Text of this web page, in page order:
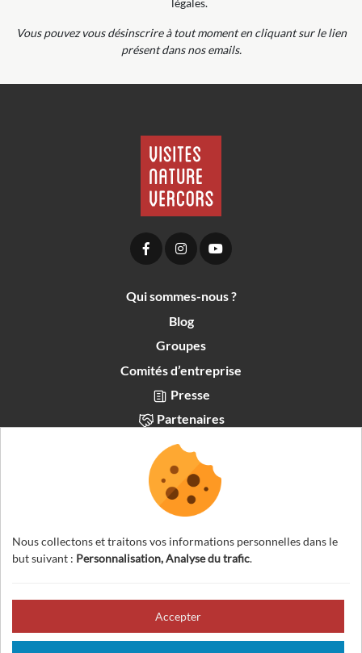
légales.
Vous pouvez vous désinscrire à tout moment en cliquant sur le lien
présent dans nos emails.
Qui sommes-nous ?
Blog
Groupes
Comités d’entreprise
Presse
Partenaires
Recrutement
Français
Nous collectons et traitons vos informations personnelles dans le
but suivant : Personnalisation, Analyse du trafic.
Accepter